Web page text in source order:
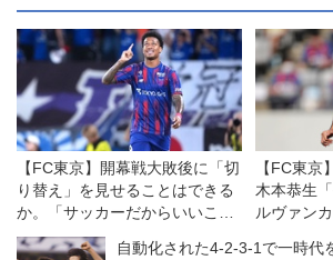
【FC東京】開幕戦大敗後に「切
り替え」を見せることはできる
か。「サッカーだからいいこと
もある」を信じて
【FC東京
木本恭生
ルヴァン
自動化された4-2-3-1で一時代